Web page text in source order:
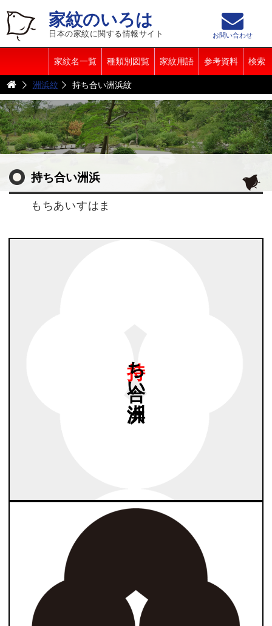
家紋のいろは
日本の家紋に関する情報サイト
家紋名一覧 種類別図覧 家紋用語 参考資料 検索
お問い合わせ
洲浜紋 持ち合い洲浜紋
持ち合い洲浜
もちあいすはま
洲浜